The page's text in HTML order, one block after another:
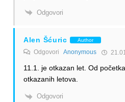
Odgovori
Alen Šćuric Author
Odgovori Anonymous
11.1. je otkazan let. Od
otkazanih letova.
Odgovori